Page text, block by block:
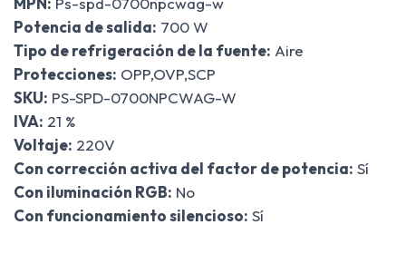
Potencia de salida: 700 W
Tipo de refrigeración de la fuente: Aire
Protecciones: OPP,OVP,SCP
SKU: PS-SPD-0700NPCWAG-W
IVA: 21 %
Voltaje: 220V
Con corrección activa del factor de potencia: Sí
Con iluminación RGB: No
Con funcionamiento silencioso: Sí